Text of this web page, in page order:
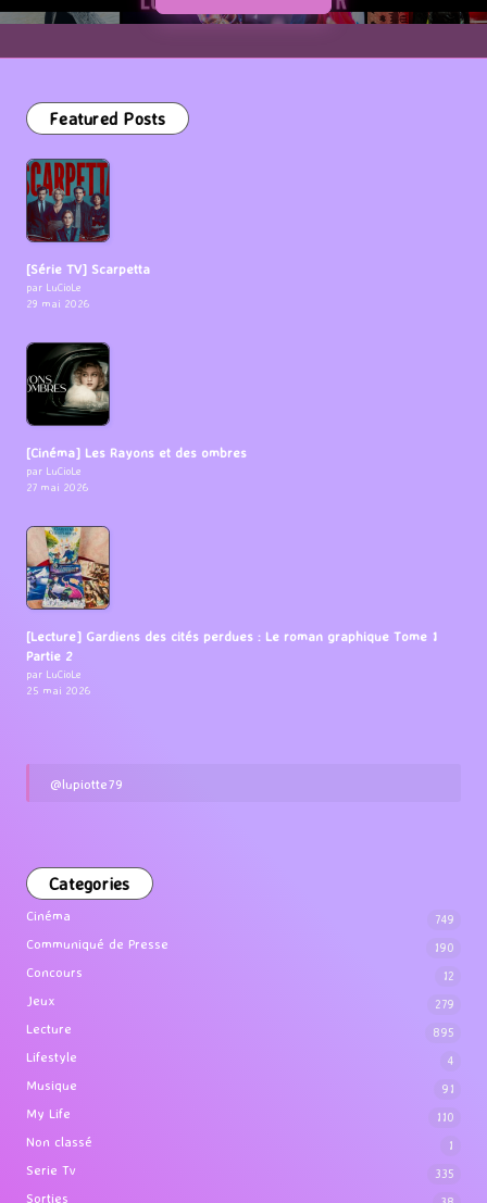
Featured Posts
[Série TV] Scarpetta
par LuCioLe
29 mai 2026
[Cinéma] Les Rayons et des ombres
par LuCioLe
27 mai 2026
[Lecture] Gardiens des cités perdues : Le roman graphique Tome 1
Partie 2
par LuCioLe
25 mai 2026
@lupiotte79
Categories
Cinéma 749
Communiqué de Presse 190
Concours 12
Jeux 279
Lecture 895
Lifestyle 4
Musique 91
My Life 110
Non classé 1
Serie Tv 335
Sorties